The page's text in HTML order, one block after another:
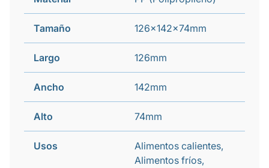
Tamaño 126x142x74mm
Largo 126mm
Ancho 142mm
Alto 74mm
Usos
Alimentos calientes,
Alimentos fríos,